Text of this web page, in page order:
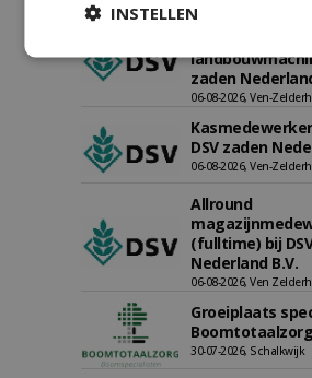
zaden
06-08-2026, Ven-
DSV zaden
06-08-2026, Ven-
Allround
(fulltime) bij
Nederland B.V.
06-08-2026, Ven
Groeiplaats
30-07-2026, Schalkwijk
INSTELLEN